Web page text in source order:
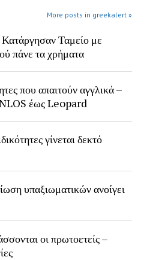
More posts in greekalert »
Ταμείο με
πάνε τα χρήματα
που απαιτούν αγγλικά –
έως Leopard
γίνεται δεκτό
υπαξιωματικών ανοίγει
οι πρωτοετείς –